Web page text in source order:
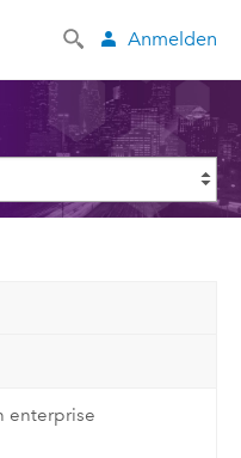
Anmelden
enterprise